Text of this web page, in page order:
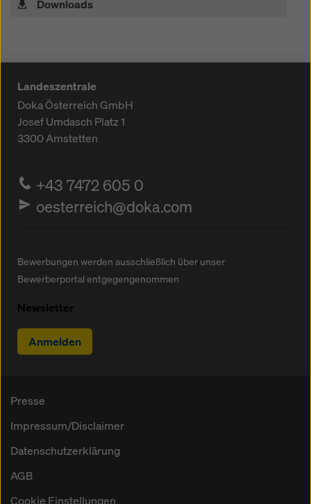
Downloads
Landeszentrale
Doka Österreich GmbH
Josef Umdasch Platz 1
3300Amstetten
+43 7472 605 0
oesterreich@doka.com
Bewerbungen werden ausschließlich über unser
Bewerberportal entgegengenommen
Newsletter
Anmelden
Presse
Impressum/Disclaimer
Datenschutzerklärung
AGB
Cookie Einstellungen